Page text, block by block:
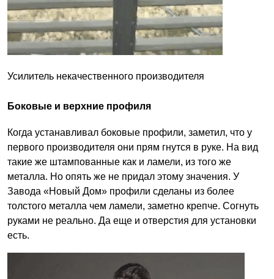
Усилитель некачественного производителя
Боковые и верхние профиля
Когда устанавливал боковые профили, заметил, что у
первого производителя они прям гнутся в руке. На вид
такие же штампованные как и ламели, из того же
металла. Но опять же не придал этому значения. У
Завода «Новый Дом» профили сделаны из более
толстого металла чем ламели, заметно крепче. Согнуть
руками не реально. Да еще и отверстия для установки
есть.